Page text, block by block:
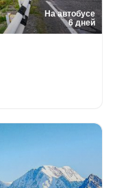
На автобусе
6 дней